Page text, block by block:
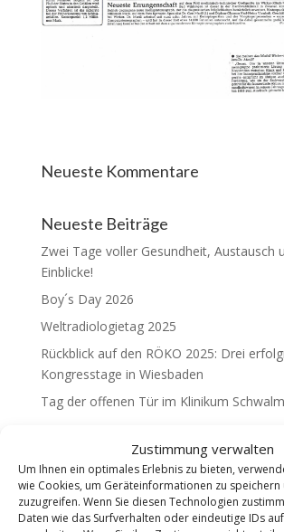
Zustimmung verwalten
Um Ihnen ein optimales Erlebnis zu bieten,
wie Cookies, um Geräteinformationen zu
zuzugreifen. Wenn Sie diesen Technologien
Daten wie das Surfverhalten oder eindeutige IDs
Neueste Kommentare
Neueste Beiträge
Zwei Tage voller Gesundheit, Austausch
Einblicke!
Boy´s Day 2026
Weltradiologietag 2025
Rückblick auf den RÖKO 2025: Drei
Kongresstage in Wiesbaden
Tag der offenen Tür im Klinikum
Check-up | Diagnostik |
Nachsorge